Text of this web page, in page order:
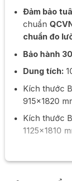
Đảm bảo
chuẩn
chuẩn đo
Bảo hành
Dung tích:
Kích thước
915×1820
Kích thước
1125×1810
1220×2020